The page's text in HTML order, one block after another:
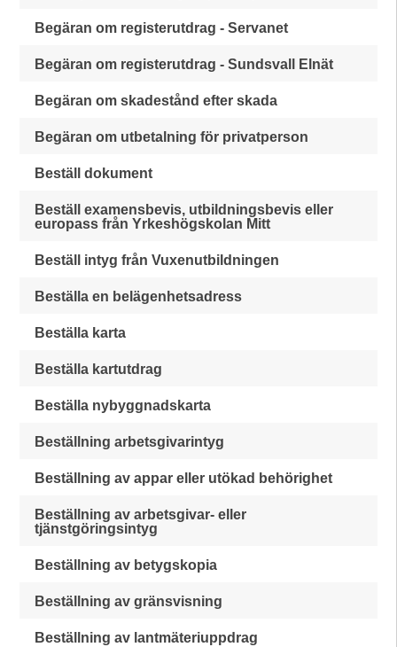
Begäran om registerutdrag - Servanet
Begäran om registerutdrag - Sundsvall Elnät
Begäran om skadestånd efter skada
Begäran om utbetalning för privatperson
Beställ dokument
Beställ examensbevis, utbildningsbevis eller
europass från Yrkeshögskolan Mitt
Beställ intyg från Vuxenutbildningen
Beställa en belägenhetsadress
Beställa karta
Beställa kartutdrag
Beställa nybyggnadskarta
Beställning arbetsgivarintyg
Beställning av appar eller utökad behörighet
Beställning av arbetsgivar- eller
tjänstgöringsintyg
Beställning av betygskopia
Beställning av gränsvisning
Beställning av lantmäteriuppdrag